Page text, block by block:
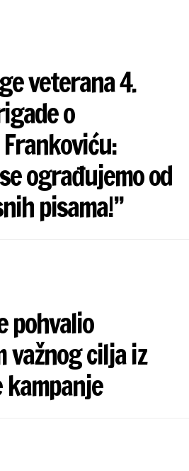
veterana 4.
o
ograđujemo od
pisama!”
pohvalio
važnog cilja iz